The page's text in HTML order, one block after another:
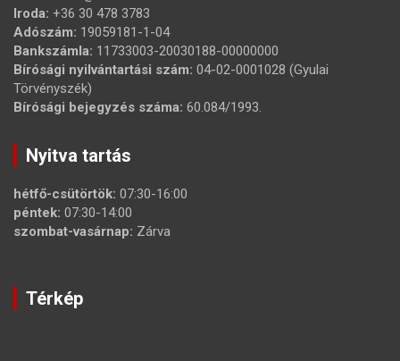
Iroda: +36 30 478 3783
Adószám: 19059181-1-04
Bankszámla: 11733003-20030188-00000000
Bírósági nyilvántartási szám: 04-02-0001028 (Gyulai
Törvényszék)
Bírósági bejegyzés száma: 60.084/1993.
Nyitva tartás
hétfő-csütörtök: 07:30-16:00
péntek: 07:30-14:00
szombat-vasárnap: Zárva
Térkép